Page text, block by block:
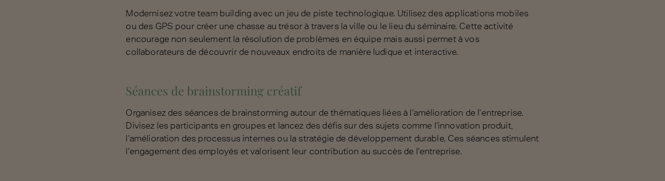
Modernisez votre team building avec un jeu de piste technologique. Utilisez des applications mobiles
ou des GPS pour créer une chasse au trésor à travers la ville ou le lieu du séminaire. Cette activité
encourage non seulement la résolution de problèmes en équipe mais aussi permet à vos
collaborateurs de découvrir de nouveaux endroits de manière ludique et interactive.
Séances de brainstorming créatif
Organisez des séances de brainstorming autour de thématiques liées à l'amélioration de l'entreprise.
Divisez les participants en groupes et lancez des défis sur des sujets comme l'innovation produit,
l'amélioration des processus internes ou la stratégie de développement durable. Ces séances stimulent
l'engagement des employés et valorisent leur contribution au succès de l'entreprise.